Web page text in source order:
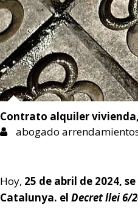
Contrato alquiler vivienda,
abogado
Hoy, 25 de abril de 2024,
Catalunya. el Decret llei 6/